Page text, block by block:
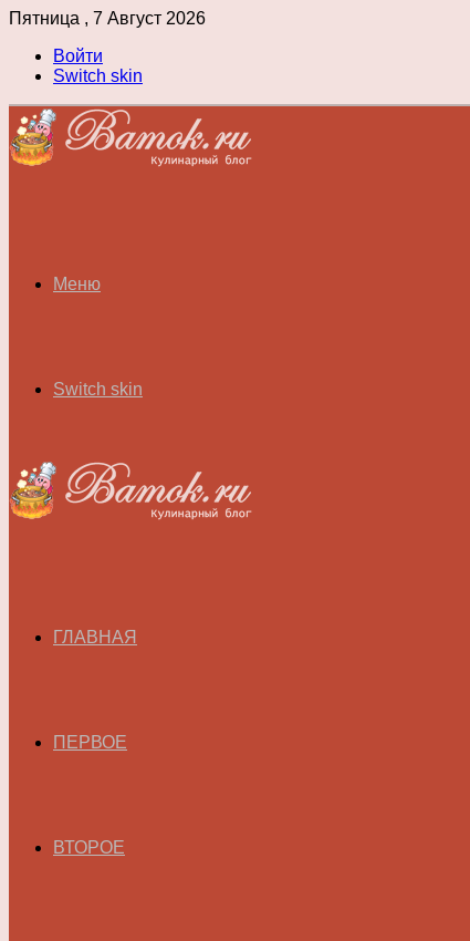
Пятница , 7 Август 2026
Войти
Switch skin
Меню
Switch skin
ГЛАВНАЯ
ПЕРВОЕ
ВТОРОЕ